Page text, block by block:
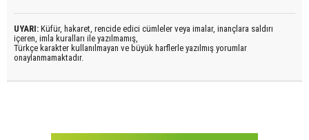
UYARI: Küfür, hakaret, rencide edici cümleler veya imalar, inançlara saldırı
içeren, imla kuralları ile yazılmamış,
Türkçe karakter kullanılmayan ve büyük harflerle yazılmış yorumlar
onaylanmamaktadır.